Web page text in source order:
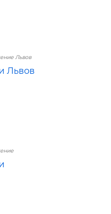
Львов
Львов